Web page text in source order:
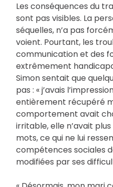
Les conséquences du
sont pas visibles. La
séquelles, n’a pas
voient. Pourtant, les
communication et des
extrêmement
Simon sentait que
pas : « j’avais
entièrement récupéré
comportement avait
irritable, elle n’avait
mots, ce qui ne lui
compétences sociales
modifiées par ses